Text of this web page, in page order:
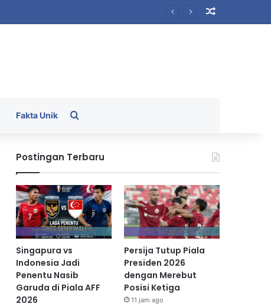
Fakta Unik
Postingan Terbaru
Singapura vs
Indonesia Jadi
Penentu Nasib
Garuda di Piala AFF
2026
Persija Tutup Piala
Presiden 2026
dengan Merebut
Posisi Ketiga
11 jam ago